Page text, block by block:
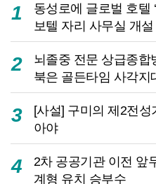
1
동성로에 글로벌 호텔
보텔 자리 사무실 개설
2
뇌졸중 전문 상급종
북은 골든타임 사각지
3
[사설] 구미의 제2전
아야
4
2차 공공기관 이전 앞
계형 유치 승부수